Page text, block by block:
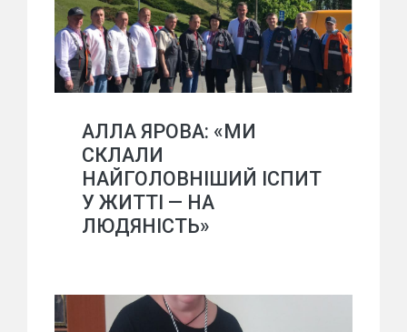
АЛЛА ЯРОВА: «МИ
СКЛАЛИ
НАЙГОЛОВНІШИЙ ІСПИТ
У ЖИТТІ — НА
ЛЮДЯНІСТЬ»